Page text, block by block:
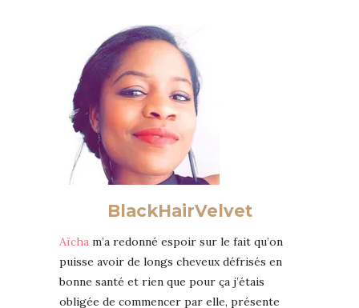
BlackHairVelvet
Aïcha m’a redonné espoir sur le fait qu’on
puisse avoir de longs cheveux défrisés en
bonne santé et rien que pour ça j’étais
obligée de commencer par elle, présente